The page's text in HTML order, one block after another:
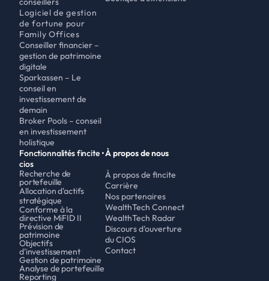
Logiciel de gestion
de fortune pour
Family Offices
Conseiller financier –
gestion de patrimoine
digitale
Sparkassen – Le
conseil en
investissement de
demain
Broker Pools – conseil
en investissement
holistique
Fonctionnalités fincite •
cios
Recherche de
portefeuille
Allocation d'actifs
stratégique
Conforme à la
directive MiFID II
Prévision de
patrimoine
Objectifs
d'investissement
Gestion de patrimoine
Analyse de portefeuille
Reporting
À propos de nous
À propos de fincite
Carrière
Nos partenaires
WealthTech Connect
WealthTech Radar
Discours d'ouverture
du CIOS
Contact